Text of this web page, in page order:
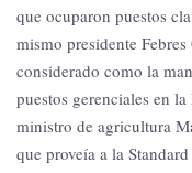
que ocuparon puestos
mismo presidente
considerado como la
puestos gerenciales en
ministro de agricultura
que proveía a la